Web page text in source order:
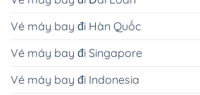
Vé máy bay đi Hàn Quốc
Vé máy bay đi Singapore
Vé máy bay đi Indonesia